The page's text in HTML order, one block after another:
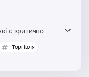
є критично
продукцію, з
Торгівля